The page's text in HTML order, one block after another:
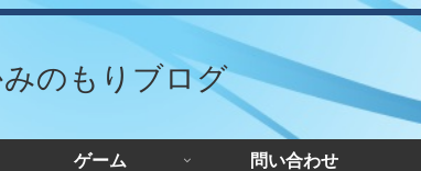
のもりブログ
ゲーム 問い合わせ